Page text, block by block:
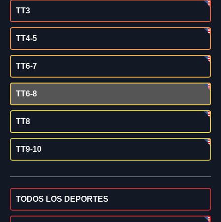
TT3
TT4-5
TT6-7
TT6-8
TT8
TT9-10
TODOS LOS DEPORTES